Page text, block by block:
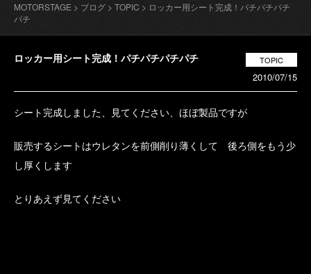
MOTORSTAGE > ブログ > TOPIC > ロッカー用シート完成！パチパチパチ
パチ
ロッカー用シート完成！パチパチパチパチ TOPIC
2010/07/15
シート完成しました、見てください、ほぼ製品ですが
販売するシートはウレタンを前側削り薄くして 後ろ側をもう少
し厚くします
とりあえず見てください